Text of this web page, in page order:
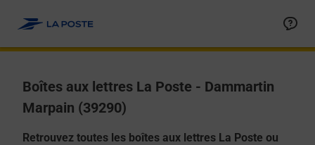
Boîtes aux lettres La Poste - Dammartin
Marpain (39290)
Retrouvez toutes les boîtes aux lettres La Poste ou